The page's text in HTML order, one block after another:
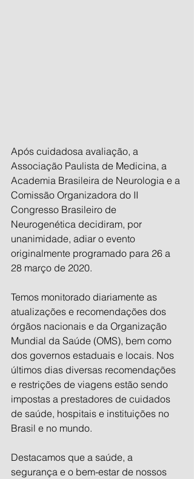
Após cuidadosa avaliação, a
Associação Paulista de Medicina, a
Academia Brasileira de Neurologia e a
Comissão Organizadora do II
Congresso Brasileiro de
Neurogenética decidiram, por
unanimidade, adiar o evento
originalmente programado para 26 a
28 março de 2020.
Temos monitorado diariamente as
atualizações e recomendações dos
órgãos nacionais e da Organização
Mundial da Saúde (OMS), bem como
dos governos estaduais e locais. Nos
últimos dias diversas recomendações
e restrições de viagens estão sendo
impostas a prestadores de cuidados
de saúde, hospitais e instituições no
Brasil e no mundo.
Destacamos que a saúde, a
segurança e o bem-estar de nossos